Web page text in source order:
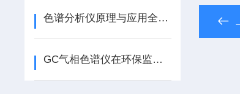
色谱分析仪原理与应用全解析，助力精准分离检测
GC气相色谱仪在环保监测中的具体应用